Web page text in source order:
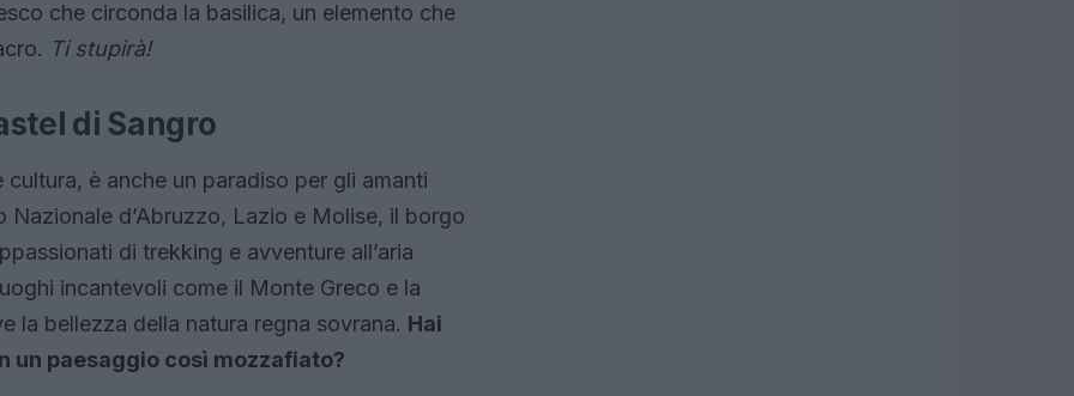
che circonda la basilica, un elemento che
Ti stupirà!
di Sangro
è anche un paradiso per gli amanti
d’Abruzzo, Lazio e Molise, il borgo
di trekking e avventure all’aria
incantevoli come il Monte Greco e la
la bellezza della natura regna sovrana. Hai
un paesaggio così mozzafiato?